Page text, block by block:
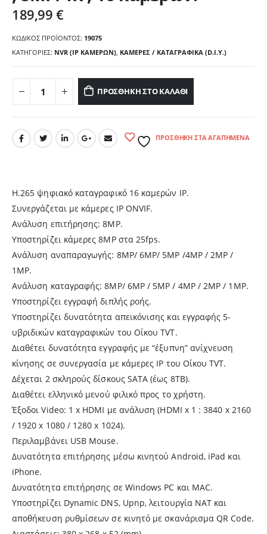
189,99€
ΚΩΔΙΚΌΣ ΠΡΟΪΌΝΤΟΣ: 19075
ΚΑΤΗΓΟΡΊΕΣ: NVR (IP ΚΑΜΕΡΏΝ) ΚΑΜΕΡΕΣ / ΚΑΤΑΓΡΑΦΙΚΑ (D.I.Y.)
ΠΡΟΣΘΉΚΗ ΣΤΟ ΚΑΛΆΘΙ
ΠΡΟΣΘΉΚΗ ΣΤΑ ΑΓΑΠΗΜΈΝΑ
H.265 ψηφιακό καταγραφικό 16 καμερών IP.
Συνεργάζεται με κάμερες IP ONVIF.
Ανάλυση επιτήρησης: 8MP.
Υποστηρίζει κάμερες 8MP στα 25fps.
Ανάλυση αναπαραγωγής: 8MP/ 6MP/ 5MP /4MP / 2MP /
1MP.
Ανάλυση καταγραφής: 8MP/ 6MP / 5MP / 4MP / 2MP / 1MP.
Υποστηρίζει εγγραφή διπλής ροής.
Υποστηρίζει δυνατότητα απεικόνισης και εγγραφής 5-
υβριδικών καταγραφικών του Οίκου ΤVT.
Διαθέτει δυνατότητα εγγραφής με “έξυπνη” ανίχνευση
κίνησης σε συνεργασία με κάμερες IP του Οίκου ΤVT.
Δέχεται 2 σκληρούς δίσκους SATA (έως 8ΤΒ).
Διαθέτει ελληνικό μενού φιλικό προς το χρήστη.
Έξοδοι Video: 1 x HDMI με ανάλυση (HDMI x 1 : 3840 x 2160
/ 1920 x 1080 / 1280 x 1024).
Περιλαμβάνει USB Mouse.
Δυνατότητα επιτήρησης μέσω κινητού Android, iPad και
iPhone.
Δυνατότητα επιτήρησης σε Windows PC και MAC.
Υποστηρίζει Dynamic DNS, Upnp, λειτουργία ΝΑΤ και
αποθήκευση ρυθμίσεων σε κινητό με σκανάρισμα QR Code.